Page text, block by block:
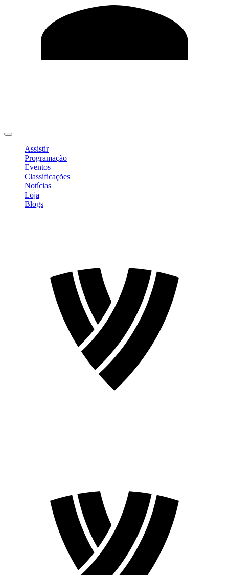
Assistir
Programação
Eventos
Classificações
Notícias
Loja
Blogs